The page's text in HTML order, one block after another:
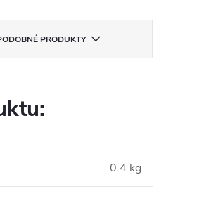
PRODUKTY
0.4 kg